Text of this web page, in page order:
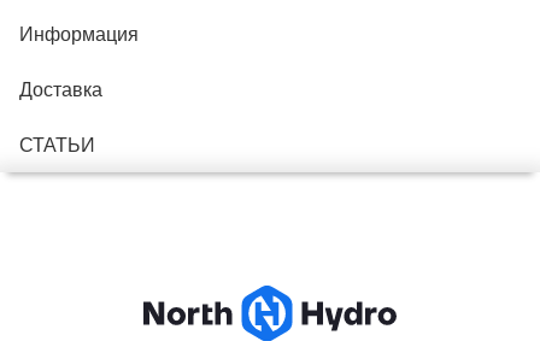
Информация
Доставка
СТАТЬИ